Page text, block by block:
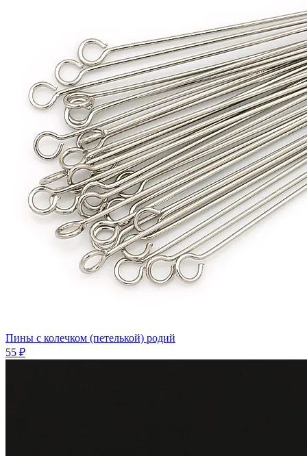
Пины с колечком (петелькой) родий
55 ₽